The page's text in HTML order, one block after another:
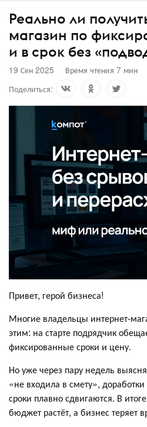
Реально ли
магазин по
и в срок без
19 Сен 2025 Время чтения 7 мин
Поделиться:
Привет, герой бизнеса!
Многие владельцы интернет-
этим: на старте подрядчик
фиксированные сроки и цену.
Но уже через пару недель
«не входила в смету»,
сроки плавно сдвигаются. В
бюджет растёт, а бизнес теряет